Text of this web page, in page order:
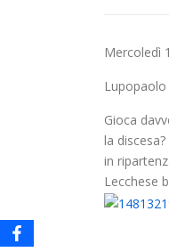
Mercoledì
Gioca
la
in
Lecchese